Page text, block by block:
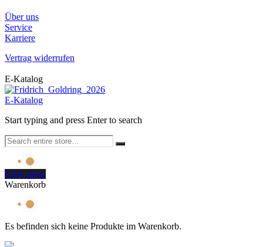
Über uns
Service
Karriere
Vertrag widerrufen
E-Katalog
E-Katalog
Start typing and press Enter to search
View more
Warenkorb
Es befinden sich keine Produkte im Warenkorb.